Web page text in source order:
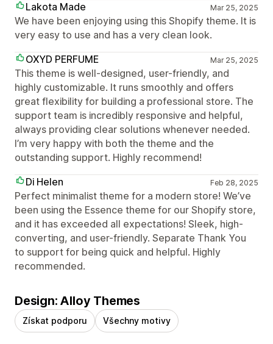
Lakota Made
Mar 25, 2025
We have been enjoying using this Shopify theme. It is
very easy to use and has a very clean look.
OXYD PERFUME
Mar 25, 2025
This theme is well-designed, user-friendly, and
highly customizable. It runs smoothly and offers
great flexibility for building a professional store. The
support team is incredibly responsive and helpful,
always providing clear solutions whenever needed.
I’m very happy with both the theme and the
outstanding support. Highly recommend!
Di Helen
Feb 28, 2025
Perfect minimalist theme for a modern store! We’ve
been using the Essence theme for our Shopify store,
and it has exceeded all expectations! Sleek, high-
converting, and user-friendly. Separate Thank You
to support for being quick and helpful. Highly
recommended.
Design: Alloy Themes
Získat podporu Všechny motivy